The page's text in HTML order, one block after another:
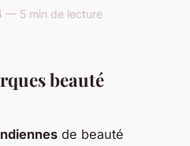
— 5 min de lecture
beauté
de beauté